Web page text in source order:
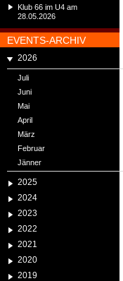
Klub 66 im U4 am
28.05.2026
EVENTS-ARCHIV
2026
Juli
Juni
Mai
April
März
Februar
Jänner
2025
2024
2023
2022
2021
2020
2019